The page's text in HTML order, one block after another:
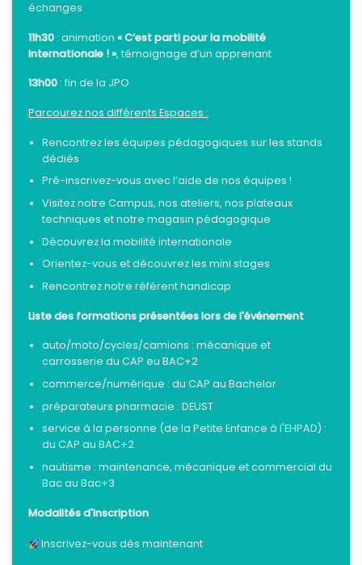
échanges
11h30 : animation « C’est parti pour la mobilité
internationale ! », témoignage d’un apprenant
13h00 : fin de la JPO
Parcourez nos différents Espaces :
Rencontrez les équipes pédagogiques sur les stands
dédiés
Pré-inscrivez-vous avec l’aide de nos équipes !
Visitez notre Campus, nos ateliers, nos plateaux
techniques et notre magasin pédagogique
Découvrez la mobilité internationale
Orientez-vous et découvrez les mini stages
Rencontrez notre référent handicap
Liste des formations présentées lors de l'événement
auto/moto/cycles/camions : mécanique et
carrosserie du CAP eu BAC+2
commerce/numérique : du CAP au Bachelor
préparateurs pharmacie : DEUST
service à la personne (de la Petite Enfance à l'EHPAD) :
du CAP au BAC+2
nautisme : maintenance, mécanique et commercial du
Bac au Bac+3
Modalités d'inscription
Inscrivez-vous dès maintenant